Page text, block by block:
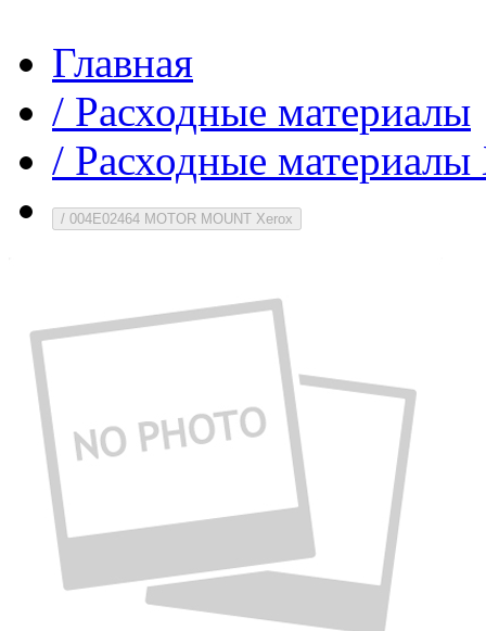
Главная
/ Расходные материалы
/ Расходные
/ 004E02464 MOTOR MOUNT Xerox